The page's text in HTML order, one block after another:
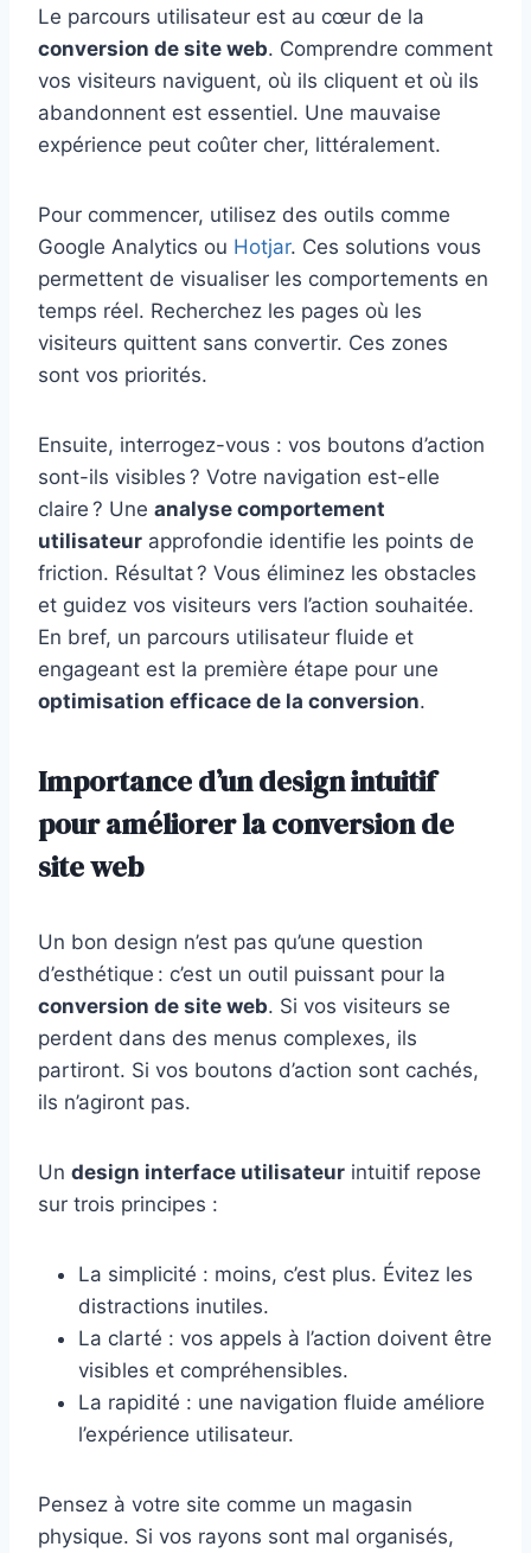
Le parcours utilisateur est au cœur de la
conversion de site web. Comprendre comment
vos visiteurs naviguent, où ils cliquent et où ils
abandonnent est essentiel. Une mauvaise
expérience peut coûter cher, littéralement.
Pour commencer, utilisez des outils comme
Google Analytics ou Hotjar. Ces solutions vous
permettent de visualiser les comportements en
temps réel. Recherchez les pages où les
visiteurs quittent sans convertir. Ces zones
sont vos priorités.
Ensuite, interrogez-vous : vos boutons d’action
sont-ils visibles ? Votre navigation est-elle
claire ? Une analyse comportement
utilisateur approfondie identifie les points de
friction. Résultat ? Vous éliminez les obstacles
et guidez vos visiteurs vers l’action souhaitée.
En bref, un parcours utilisateur fluide et
engageant est la première étape pour une
optimisation efficace de la conversion.
Importance d’un design intuitif
pour améliorer la conversion de
site web
Un bon design n’est pas qu’une question
d’esthétique : c’est un outil puissant pour la
conversion de site web. Si vos visiteurs se
perdent dans des menus complexes, ils
partiront. Si vos boutons d’action sont cachés,
ils n’agiront pas.
Un design interface utilisateur intuitif repose
sur trois principes :
La simplicité : moins, c’est plus. Évitez les
distractions inutiles.
La clarté : vos appels à l’action doivent être
visibles et compréhensibles.
La rapidité : une navigation fluide améliore
l’expérience utilisateur.
Pensez à votre site comme un magasin
physique. Si vos rayons sont mal organisés,